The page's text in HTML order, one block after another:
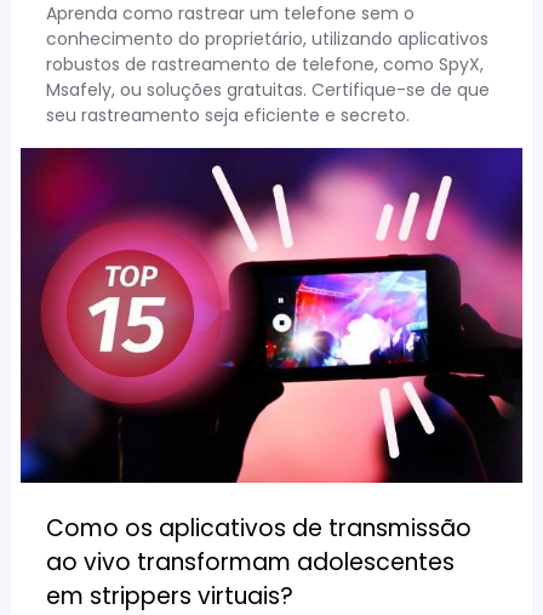
Aprenda como rastrear um telefone sem o
conhecimento do proprietário, utilizando aplicativos
robustos de rastreamento de telefone, como SpyX,
Msafely, ou soluções gratuitas. Certifique-se de que
seu rastreamento seja eficiente e secreto.
Como os aplicativos de transmissão
ao vivo transformam adolescentes
em strippers virtuais?